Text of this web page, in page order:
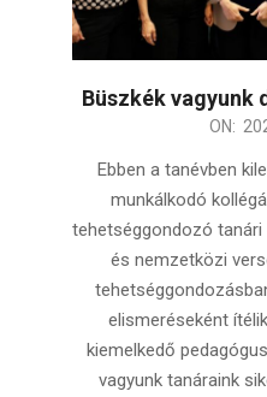
Büszkék
ON:
Ebben a tanévben
munkálkodó
tehetséggondozó
és nemzetközi
elismeréseként
kiemelkedő
vagyunk tanáraink